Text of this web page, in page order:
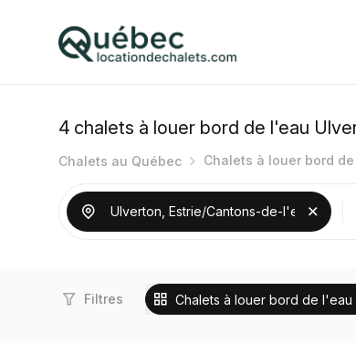
4 chalets à louer bord de l'eau
Chalets au Québec Chalets à louer bord
Filtres Chalets à louer bord de l'eau